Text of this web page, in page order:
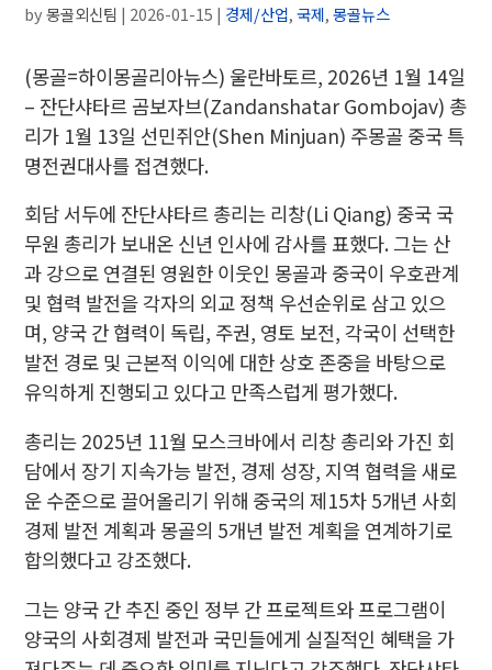
by몽골외신팀 | 2026-01-15 | 경제/산업,국제,몽골뉴스
(몽골=하이몽골리아뉴스) 울란바토르, 2026년 1월 14일
– 잔단샤타르 곰보자브(Zandanshatar Gombojav) 총
리가 1월 13일 선민쥐안(Shen Minjuan) 주몽골 중국 특
명전권대사를 접견했다.
회담 서두에 잔단샤타르 총리는 리창(Li Qiang) 중국 국
무원 총리가 보내온 신년 인사에 감사를 표했다. 그는 산
과 강으로 연결된 영원한 이웃인 몽골과 중국이 우호관계
및 협력 발전을 각자의 외교 정책 우선순위로 삼고 있으
며, 양국 간 협력이 독립, 주권, 영토 보전, 각국이 선택한
발전 경로 및 근본적 이익에 대한 상호 존중을 바탕으로
유익하게 진행되고 있다고 만족스럽게 평가했다.
총리는 2025년 11월 모스크바에서 리창 총리와 가진 회
담에서 장기 지속가능 발전, 경제 성장, 지역 협력을 새로
운 수준으로 끌어올리기 위해 중국의 제15차 5개년 사회
경제 발전 계획과 몽골의 5개년 발전 계획을 연계하기로
합의했다고 강조했다.
그는 양국 간 추진 중인 정부 간 프로젝트와 프로그램이
양국의 사회경제 발전과 국민들에게 실질적인 혜택을 가